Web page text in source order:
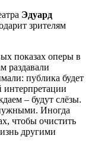
Эдуард
зрителям
показах оперы в
раздавали
публика будет
интерпретации
– будут слёзы.
Иногда
чтобы очистить
другими